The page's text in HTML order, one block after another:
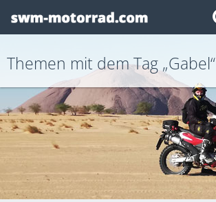
Themen mit dem Tag „Gabel“